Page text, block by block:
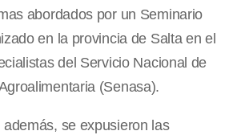
abordados por un Seminario
en la provincia de Salta en el
del Servicio Nacional de
(Senasa).
se expusieron las